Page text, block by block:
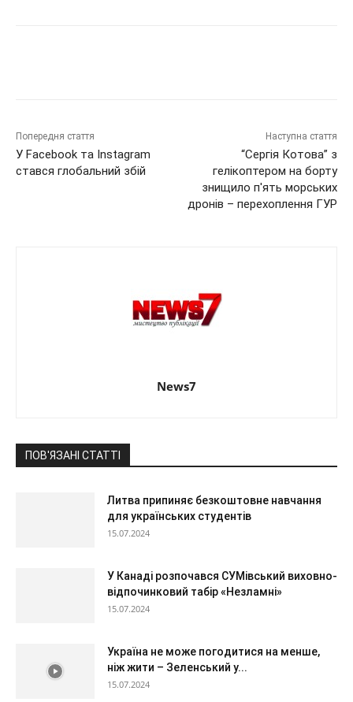
Попередня стаття
У Facebook та Instagram
стався глобальний збій
Наступна стаття
“Сергія Котова” з
гелікоптером на борту
знищило п′ять морських
дронів – перехоплення ГУР
News7
ПОВ'ЯЗАНІ СТАТТІ
Литва припиняє безкоштовне навчання
для українських студентів
15.07.2024
У Канаді розпочався СУМівський виховно-
відпочинковий табір «Незламні»
15.07.2024
Україна не може погодитися на менше,
ніж жити – Зеленський у...
15.07.2024